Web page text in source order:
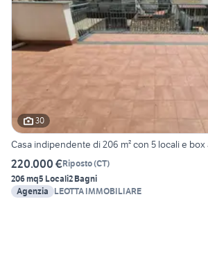
30
Casa indipendente di 206 m² con 5 locali e box
220.000 €Riposto(CT)
206 mq5 Locali2 Bagni
Agenzia
LEOTTA IMMOBILIARE